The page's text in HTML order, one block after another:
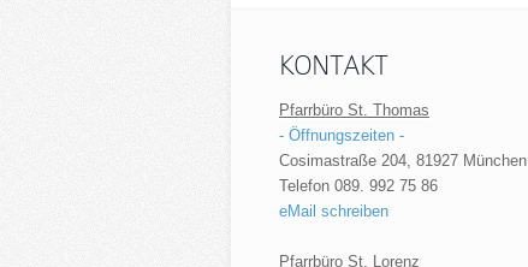
KONTAKT
Pfarrbüro St. Thomas
- Öffnungszeiten -
Cosimastraße 204, 81927 München
Telefon 089. 992 75 86
eMail schreiben
Pfarrbüro St. Lorenz